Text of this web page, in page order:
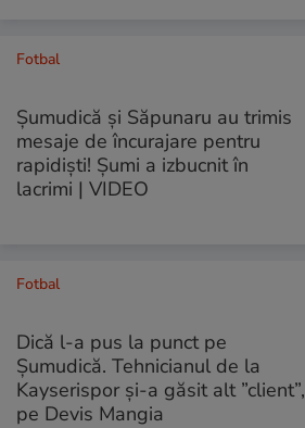
Fotbal
Șumudică și Săpunaru au trimis
mesaje de încurajare pentru
rapidiști! Șumi a izbucnit în
lacrimi | VIDEO
Fotbal
Dică l-a pus la punct pe
Șumudică. Tehnicianul de la
Kayserispor și-a găsit alt ”client”,
pe Devis Mangia